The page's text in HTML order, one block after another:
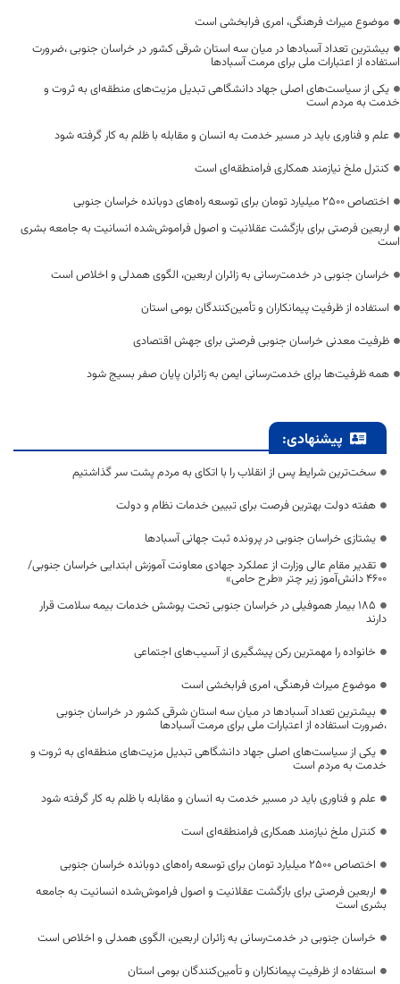
موضوع میراث فرهنگی، امری فرابخشی است
بیشترین تعداد آسبادها در میان سه استان شرقی کشور در خراسان جنوبی ،ضرورت
استفاده از اعتبارات ملی برای مرمت آسبادها
یکی از سیاست‌های اصلی جهاد دانشگاهی تبدیل مزیت‌های منطقه‌ای به ثروت و
خدمت به مردم است
علم و فناوری باید در مسیر خدمت به انسان و مقابله با ظلم به کار گرفته شود
کنترل ملخ نیازمند همکاری فرامنطقه‌ای است
اختصاص 2500 میلیارد تومان برای توسعه راه‌های دوبانده خراسان جنوبی
اربعین فرصتی برای بازگشت عقلانیت و اصول فراموش‌شده انسانیت به جامعه بشری
است
خراسان جنوبی در خدمت‌رسانی به زائران اربعین، الگوی همدلی و اخلاص است
استفاده از ظرفیت پیمانکاران و تأمین‌کنندگان بومی استان
ظرفیت معدنی خراسان جنوبی فرصتی برای جهش اقتصادی
همه ظرفیت‌ها برای خدمت‌رسانی ایمن به زائران پایان صفر بسیج شود
پیشنهادی:
سخت‌ترین شرایط پس از انقلاب را با اتکای به مردم پشت سر گذاشتیم
هفته دولت بهترین فرصت برای تبیین خدمات نظام و دولت
یشتازی خراسان جنوبی در پرونده ثبت جهانی آسبادها
تقدیر مقام عالی وزارت از عملکرد جهادی معاونت آموزش ابتدایی خراسان جنوبی/
۴۶۰۰ دانش‌آموز زیر چتر «طرح حامی»
۱۸۵ بیمار هموفیلی در خراسان جنوبی تحت پوشش خدمات بیمه سلامت قرار
دارند
خانواده را مهمترین رکن پیشگیری از آسیب‌های اجتماعی
موضوع میراث فرهنگی، امری فرابخشی است
بیشترین تعداد آسبادها در میان سه استان شرقی کشور در خراسان جنوبی
،ضرورت استفاده از اعتبارات ملی برای مرمت آسبادها
یکی از سیاست‌های اصلی جهاد دانشگاهی تبدیل مزیت‌های منطقه‌ای به ثروت و
خدمت به مردم است
علم و فناوری باید در مسیر خدمت به انسان و مقابله با ظلم به کار گرفته شود
کنترل ملخ نیازمند همکاری فرامنطقه‌ای است
اختصاص 2500 میلیارد تومان برای توسعه راه‌های دوبانده خراسان جنوبی
اربعین فرصتی برای بازگشت عقلانیت و اصول فراموش‌شده انسانیت به جامعه
بشری است
خراسان جنوبی در خدمت‌رسانی به زائران اربعین، الگوی همدلی و اخلاص است
استفاده از ظرفیت پیمانکاران و تأمین‌کنندگان بومی استان